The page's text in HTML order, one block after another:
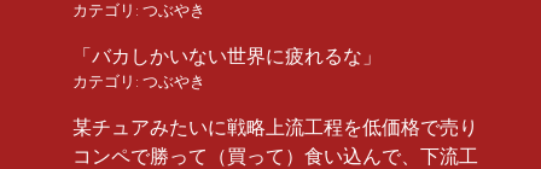
カテゴリ: つぶやき
「バカしかいない世界に疲れるな」
カテゴリ: つぶやき
某チュアみたいに戦略上流工程を低価格で売り
コンペで勝って（買って）食い込んで、下流工